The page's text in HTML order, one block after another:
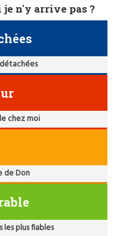
je n'y arrive pas ?
chez moi
de Don
les plus fiables